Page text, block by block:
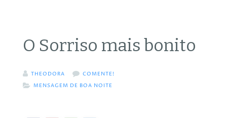
O Sorriso mais bonito
THEODORA
COMENTE!
MENSAGEM DE BOA NOITE